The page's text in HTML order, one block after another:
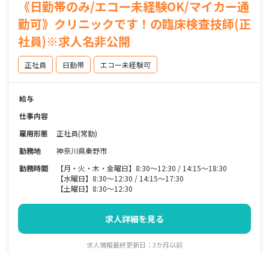
《日勤帯のみ/エコー未経験OK/マイカー通
勤可》クリニックです！の臨床検査技師(正
社員)※求人名非公開
正社員 日勤帯 エコー未経験可
給与
仕事内容
雇用形態
正社員(常勤)
勤務地
神奈川県秦野市
勤務時間
【月・火・木・金曜日】8:30～12:30 / 14:15～18:30
【水曜日】8:30～12:30 / 14:15～17:30
【土曜日】8:30～12:30
求人詳細を見る
求人情報最終更新日：3か月以前